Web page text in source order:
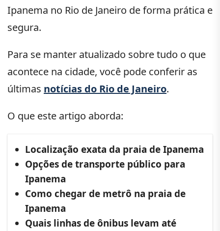
Ipanema no Rio de Janeiro de forma prática e
segura.
Para se manter atualizado sobre tudo o que
acontece na cidade, você pode conferir as
últimas notícias do Rio de Janeiro.
O que este artigo aborda:
Localização exata da praia de Ipanema
Opções de transporte público para
Ipanema
Como chegar de metrô na praia de
Ipanema
Quais linhas de ônibus levam até